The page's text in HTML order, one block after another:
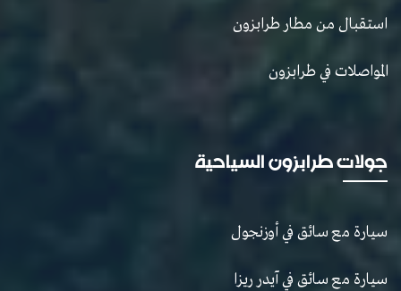
استقبال من مطار طرابزون
المواصلات في طرابزون
جولات طرابزون السياحية
سيارة مع سائق في أوزنجول
سيارة مع سائق في آيدر ريزا